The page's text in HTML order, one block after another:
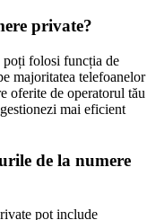
private?
poți folosi funcția de
majoritatea telefoanelor
oferite de operatorul tău
mai eficient
de la numere
pot include